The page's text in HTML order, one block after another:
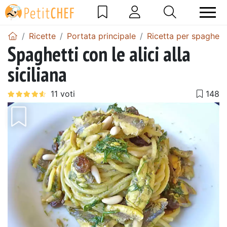
Ricette Portata principale Ricetta per spaghetti
Spaghetti con le alici alla
siciliana